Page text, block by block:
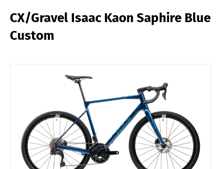
CX/Gravel Isaac Kaon Saphire Blue
Custom